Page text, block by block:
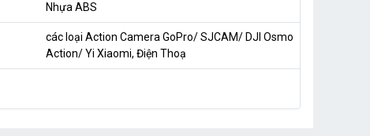
Nhựa ABS
các loại Action Camera GoPro/ SJCAM/ DJI Osmo
Action/ Yi Xiaomi, Điện Thoạ